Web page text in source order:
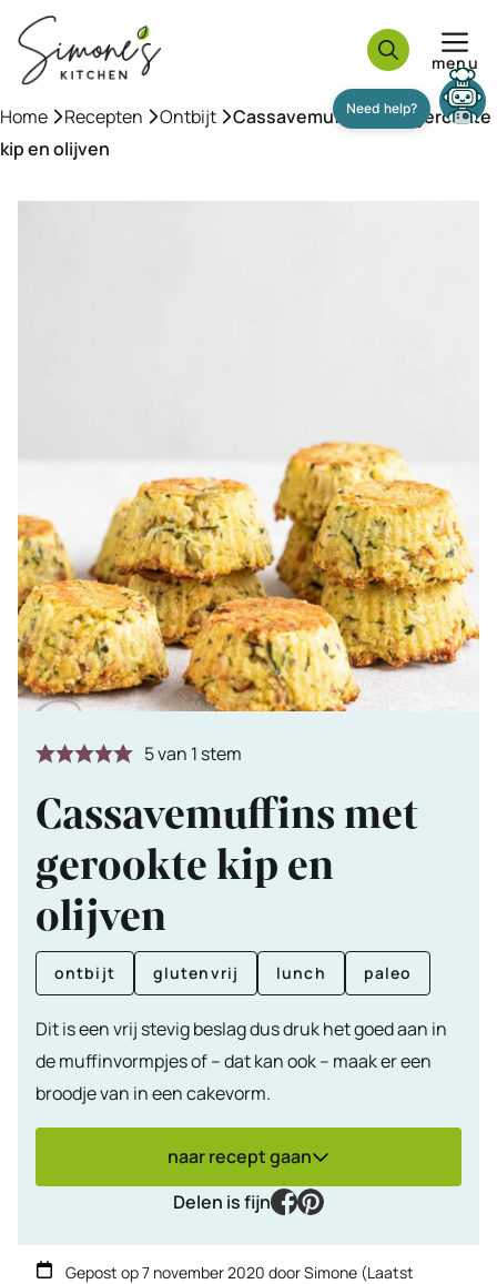
naar
inhoud
menu
Home »Recepten »Ontbijt »Cassavemuffins met gerookte
kip en olijven
5van 1 stem
Cassavemuffins met
gerookte kip en
olijven
ontbijt glutenvrij lunch paleo
Dit is een vrij stevig beslag dus druk het goed aan in
de muffinvormpjes of – dat kan ook – maak er een
broodje van in een cakevorm.
naar recept gaan
Delen is fijn
facebook
pinterest
Gepost op7 november 2020 doorSimone (Laatst
Need help?